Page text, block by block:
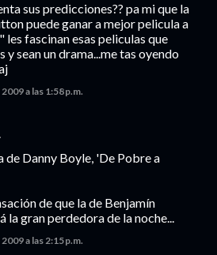
sus predicciones?? pa mi que la
puede ganar a mejor pelicula a
fascinan esas peliculas que
y sean un drama...me tas oyendo
a las 1:58 p.m.
de Danny Boyle, 'De Pobre a
de que la de Benjamín
la gran perdedora de la noche...
a las 2:15 p.m.